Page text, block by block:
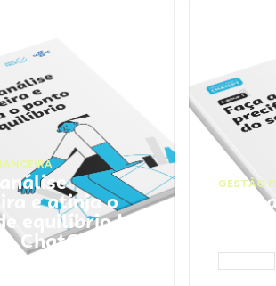
análise
e atinja o
equilíbrio |
ChatGPT
GESTÃO
seu